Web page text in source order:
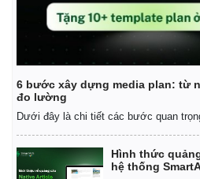
6 bước xây dựng media plan: từ
đo lường
Dưới đây là chi tiết các bước quan
Hình thức
hệ thống